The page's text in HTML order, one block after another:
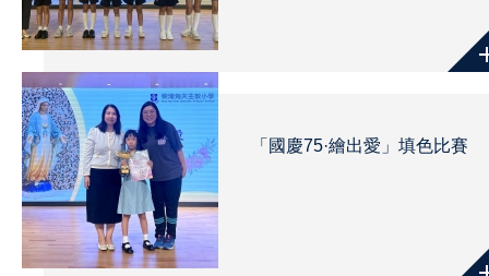
「國慶75·繪出愛」填色比賽